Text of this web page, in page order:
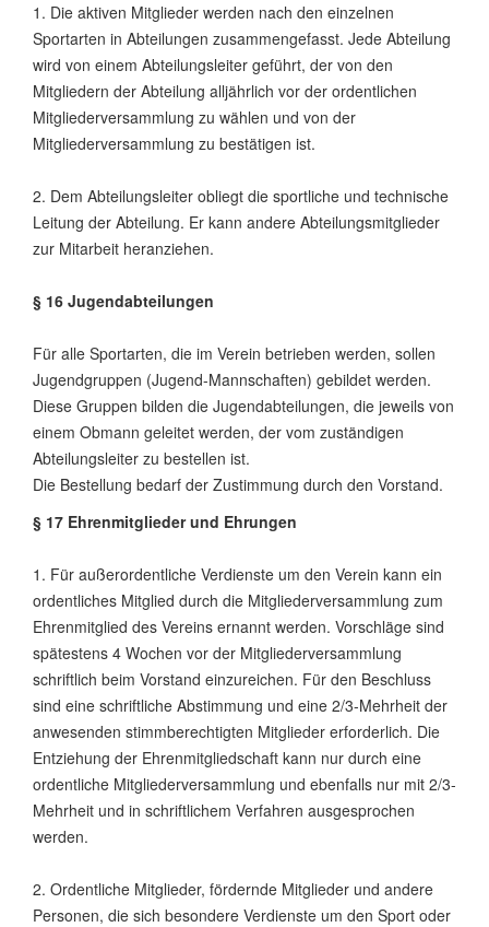
1. Die aktiven Mitglieder werden nach den einzelnen
Sportarten in Abteilungen zusammengefasst. Jede Abteilung
wird von einem Abteilungsleiter geführt, der von den
Mitgliedern der Abteilung alljährlich vor der ordentlichen
Mitgliederversammlung zu wählen und von der
Mitgliederversammlung zu bestätigen ist.
2. Dem Abteilungsleiter obliegt die sportliche und technische
Leitung der Abteilung. Er kann andere Abteilungsmitglieder
zur Mitarbeit heranziehen.
§ 16 Jugendabteilungen
Für alle Sportarten, die im Verein betrieben werden, sollen
Jugendgruppen (Jugend-Mannschaften) gebildet werden.
Diese Gruppen bilden die Jugendabteilungen, die jeweils von
einem Obmann geleitet werden, der vom zuständigen
Abteilungsleiter zu bestellen ist.
Die Bestellung bedarf der Zustimmung durch den Vorstand.
§ 17 Ehrenmitglieder und Ehrungen
1. Für außerordentliche Verdienste um den Verein kann ein
ordentliches Mitglied durch die Mitgliederversammlung zum
Ehrenmitglied des Vereins ernannt werden. Vorschläge sind
spätestens 4 Wochen vor der Mitgliederversammlung
schriftlich beim Vorstand einzureichen. Für den Beschluss
sind eine schriftliche Abstimmung und eine 2/3-Mehrheit der
anwesenden stimmberechtigten Mitglieder erforderlich. Die
Entziehung der Ehrenmitgliedschaft kann nur durch eine
ordentliche Mitgliederversammlung und ebenfalls nur mit 2/3-
Mehrheit und in schriftlichem Verfahren ausgesprochen
werden.
2. Ordentliche Mitglieder, fördernde Mitglieder und andere
Personen, die sich besondere Verdienste um den Sport oder